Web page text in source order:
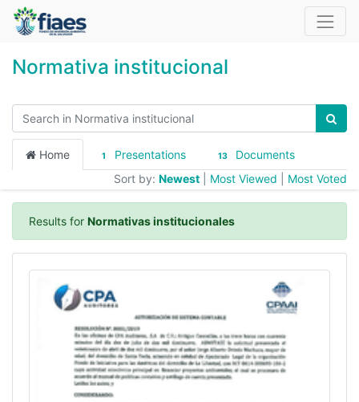
Normativa institucional
Home 1 Presentations 13
Documents
Sort by: Newest Most Viewed Most Voted
Results for Normativas institucionales